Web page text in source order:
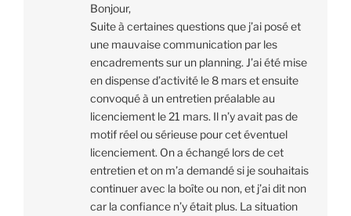
Bonjour,
Suite à certaines questions que j’ai posé et
une mauvaise communication par les
encadrements sur un planning. J’ai été mise
en dispense d’activité le 8 mars et ensuite
convoqué à un entretien préalable au
licenciement le 21 mars. Il n’y avait pas de
motif réel ou sérieuse pour cet éventuel
licenciement. On a échangé lors de cet
entretien et on m’a demandé si je souhaitais
continuer avec la boîte ou non, et j’ai dit non
car la confiance n’y était plus. La situation